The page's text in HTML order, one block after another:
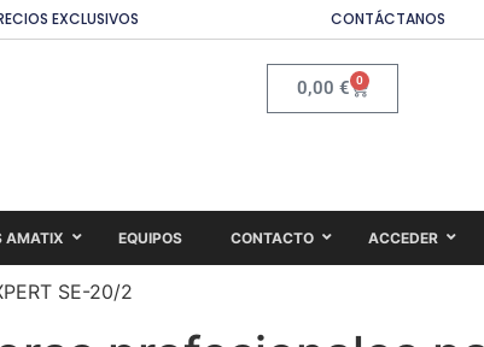
EXCLUSIVOS CONTÁCTANOS
0,00 € 0
AMATIX EQUIPOS CONTACTO ACCEDER
SE-20/2